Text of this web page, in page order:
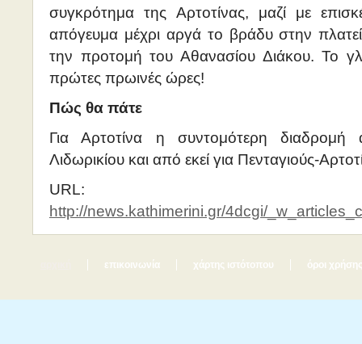
συγκρότημα της Αρτοτίνας, μαζί με
απόγευμα μέχρι αργά το βράδυ στην
την προτομή του Αθανασίου Διάκου. Το
πρώτες πρωινές ώρες!
Πώς θα πάτε
Για Αρτοτίνα η συντομότερη
Λιδωρικίου και από εκεί για Πενταγιούς-
URL:
http://news.kathimerini.gr/4dcgi/
επικοινωνία χάρτης ιστότοπου όροι χρήσης